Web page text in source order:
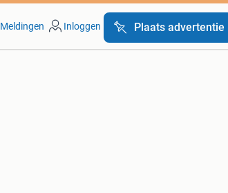
Meldingen Inloggen Plaats advertentie